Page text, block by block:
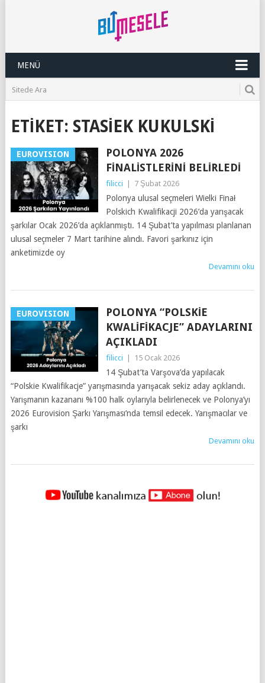
MENÜ
ETIKET: STASIEK KUKULSKI
EUROVISION
POLONYA 2026
FINALISTLERINI BELIRLEDI
filicci 7 Şubat 2026
Polonya ulusal seçmeleri Wielki Finał
Polskich Kwalifikacji 2026’da yarışacak
şarkılar Ocak 2026’da açıklanmıştı. 14 Şubat’ta yapılması planlanan
ulusal seçmeler 7 Mart tarihine alındı. Favori şarkınız için
anketimizde oy
Devamını oku
EUROVISION
POLONYA “POLSKIE
KWALIFIKACJE” ADAYLARINI
AÇIKLADI
filicci 15 Ocak 2026
14 Şubat’ta Varşova’da yapılacak
“Polskie Kwalifikacje” yarışmasında yarışacak sekiz aday açıklandı.
Yarışmanın kazananı %100 halk oylarıyla belirlenecek ve Polonya’yı
2026 Eurovision Şarkı Yarışması’nda temsil edecek. Yarışmacılar ve
şarkı
Devamını oku
YAZILAR